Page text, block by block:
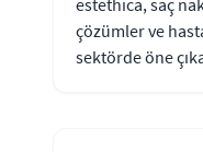
estethica, saç
çözümler ve
sektörde öne